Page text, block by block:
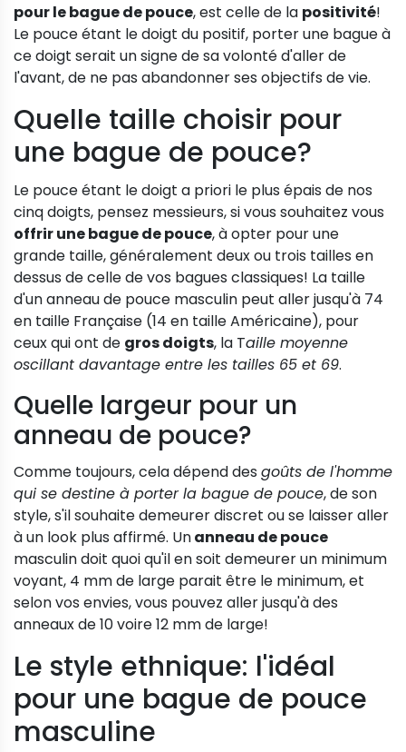
pour le bague de pouce, est celle de la positivité!
Le pouce étant le doigt du positif, porter une bague à
ce doigt serait un signe de sa volonté d'aller de
l'avant, de ne pas abandonner ses objectifs de vie.
Quelle taille choisir pour
une bague de pouce?
Le pouce étant le doigt a priori le plus épais de nos
cinq doigts, pensez messieurs, si vous souhaitez vous
offrir une bague de pouce, à opter pour une
grande taille, généralement deux ou trois tailles en
dessus de celle de vos bagues classiques! La taille
d'un anneau de pouce masculin peut aller jusqu'à 74
en taille Française (14 en taille Américaine), pour
ceux qui ont de gros doigts, la Taille moyenne
oscillant davantage entre les tailles 65 et 69.
Quelle largeur pour un
anneau de pouce?
Comme toujours, cela dépend des goûts de l'homme
qui se destine à porter la bague de pouce, de son
style, s'il souhaite demeurer discret ou se laisser aller
à un look plus affirmé. Unanneau de pouce
masculin doit quoi qu'il en soit demeurer un minimum
voyant, 4 mm de large parait être le minimum, et
selon vos envies, vous pouvez aller jusqu'à des
anneaux de 10 voire 12 mm de large!
Le style ethnique: l'idéal
pour une bague de pouce
masculine